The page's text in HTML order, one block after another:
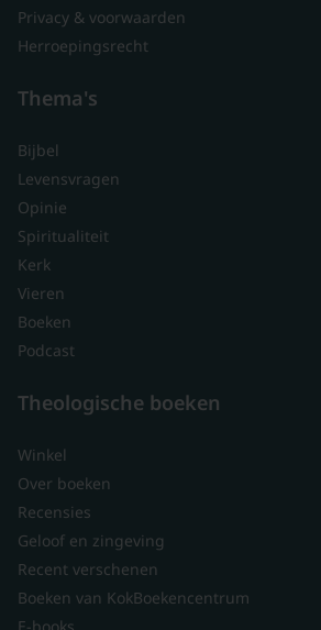
Privacy & voorwaarden
Herroepingsrecht
Thema's
Bijbel
Levensvragen
Opinie
Spiritualiteit
Kerk
Vieren
Boeken
Podcast
Theologische boeken
Winkel
Over boeken
Recensies
Geloof en zingeving
Recent verschenen
Boeken van KokBoekencentrum